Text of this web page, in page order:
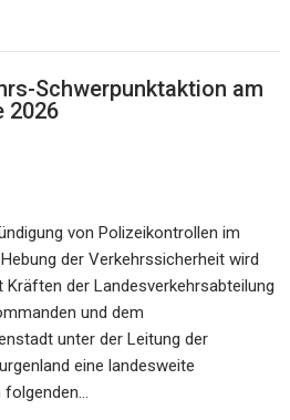
Schwerpunktaktion am
2026
von Polizeikontrollen im
der Verkehrssicherheit wird
der Landesverkehrsabteilung
und dem
unter der Leitung der
eine landesweite